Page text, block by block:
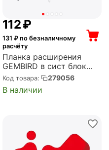
‍112‍₽
131 ₽ по безналичному
расчёту
Планка расширения
GEMBIRD в сист блок
COM, 9pin
(CCDB9RECEPTACLE)
Код товара: 279056
В наличии